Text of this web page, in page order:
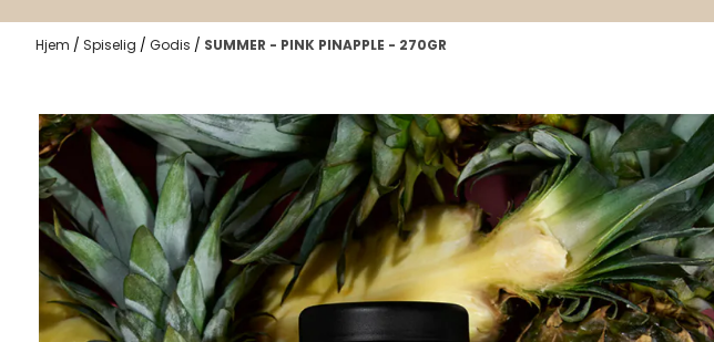
Hjem / Spiselig / Godis / SUMMER - PINK PINAPPLE - 270GR